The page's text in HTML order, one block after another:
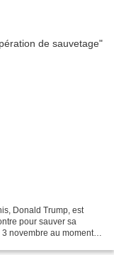
Donald Trump, est
pour sauver sa
novembre au moment